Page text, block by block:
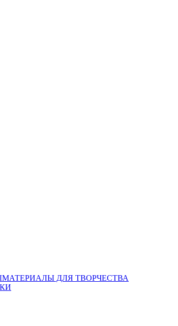
МАТЕРИАЛЫ ДЛЯ ТВОРЧЕСТВА